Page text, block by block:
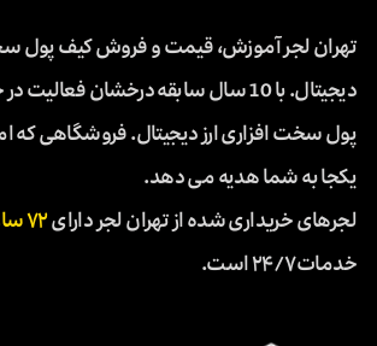
تهران لجر آموزش، قیمت و فروش کیف پول
دیجیتال. با 10 سال سابقه درخشان
پول سخت افزاری ارز دیجیتال. فروشگاهی که
یکجا به شما هدیه می دهد.
لجرهای خریداری شده از تهران لجر دارای۷۲ ساعت مهلت تست
خدمات ۲۴/۷ است.